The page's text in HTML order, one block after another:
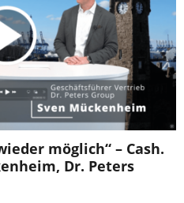
möglich“ – Cash.
Dr. Peters